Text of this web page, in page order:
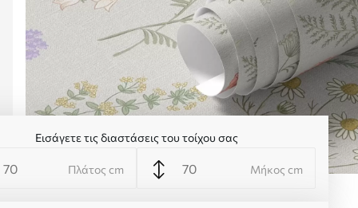
Εισάγετε τις διαστάσεις του τοίχου σας
Πλάτος cm Μήκος cm